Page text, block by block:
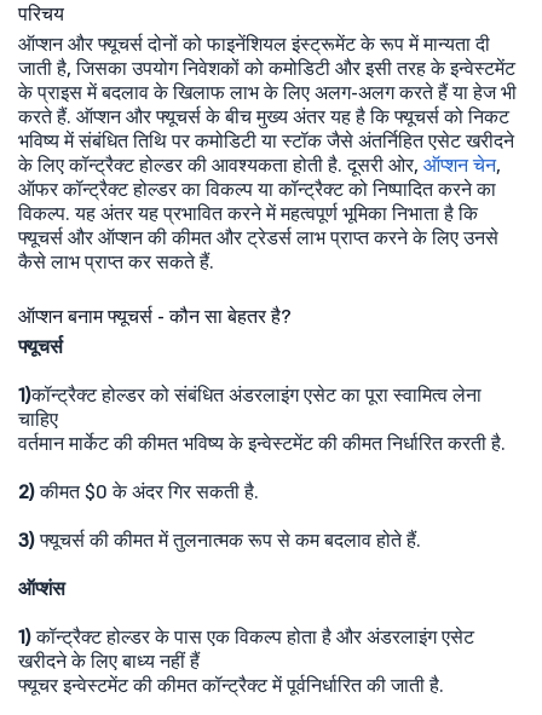
परिचय
ऑप्शन और फ्यूचर्स दोनों को फाइनेंशियल इंस्ट्रूमेंट के रूप में मान्यता दी
जाती है, जिसका उपयोग निवेशकों को कमोडिटी और इसी तरह के इन्वेस्टमेंट
के प्राइस में बदलाव के खिलाफ लाभ के लिए अलग-अलग करते हैं या हेज भी
करते हैं. ऑप्शन और फ्यूचर्स के बीच मुख्य अंतर यह है कि फ्यूचर्स को निकट
भविष्य में संबंधित तिथि पर कमोडिटी या स्टॉक जैसे अंतर्निहित एसेट खरीदने
के लिए कॉन्ट्रैक्ट होल्डर की आवश्यकता होती है. दूसरी ओर, ऑप्शन चेन,
ऑफर कॉन्ट्रैक्ट होल्डर का विकल्प या कॉन्ट्रैक्ट को निष्पादित करने का
विकल्प. यह अंतर यह प्रभावित करने में महत्वपूर्ण भूमिका निभाता है कि
फ्यूचर्स और ऑप्शन की कीमत और ट्रेडर्स लाभ प्राप्त करने के लिए उनसे
कैसे लाभ प्राप्त कर सकते हैं.
ऑप्शन बनाम फ्यूचर्स - कौन सा बेहतर है?
फ्यूचर्स
1)कॉन्ट्रैक्ट होल्डर को संबंधित अंडरलाइंग एसेट का पूरा स्वामित्व लेना
चाहिए ​
वर्तमान मार्केट की कीमत भविष्य के इन्वेस्टमेंट की कीमत निर्धारित करती है.
2)कीमत $0 के अंदर गिर सकती है.
3)फ्यूचर्स की कीमत में तुलनात्मक रूप से कम बदलाव होते हैं.
ऑप्शंस
1)कॉन्ट्रैक्ट होल्डर के पास एक विकल्प होता है और अंडरलाइंग एसेट
खरीदने के लिए बाध्य नहीं हैं ​
फ्यूचर इन्वेस्टमेंट की कीमत कॉन्ट्रैक्ट में पूर्वनिर्धारित की जाती है.